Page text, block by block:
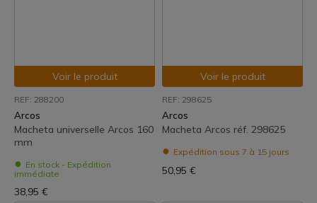
Voir le produit
REF: 288200
Arcos
Macheta universelle Arcos 160
mm
En stock - Expédition
immédiate
38,95 €
Voir le produit
REF: 298625
Arcos
Macheta Arcos réf. 298625
Expédition sous 7 à 15 jours
50,95 €